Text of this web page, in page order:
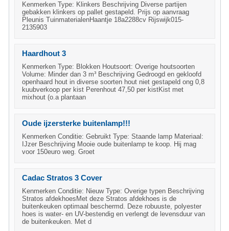
Kenmerken Type: Klinkers Beschrijving Diverse partijen
gebakken klinkers op pallet gestapeld. Prijs op aanvraag
Pleunis TuinmaterialenHaantje 18a2288cv Rijswijk015-
2135903
Haardhout 3
Kenmerken Type: Blokken Houtsoort: Overige houtsoorten
Volume: Minder dan 3 m³ Beschrijving Gedroogd en gekloofd
openhaard hout in diverse soorten hout niet gestapeld ong 0,8
kuubverkoop per kist Perenhout 47,50 per kistKist met
mixhout (o.a plantaan
Oude ijzersterke buitenlamp!!!
Kenmerken Conditie: Gebruikt Type: Staande lamp Materiaal:
IJzer Beschrijving Mooie oude buitenlamp te koop. Hij mag
voor 150euro weg. Groet
Cadac Stratos 3 Cover
Kenmerken Conditie: Nieuw Type: Overige typen Beschrijving
Stratos afdekhoesMet deze Stratos afdekhoes is de
buitenkeuken optimaal beschermd. Deze robuuste, polyester
hoes is water- en UV-bestendig en verlengt de levensduur van
de buitenkeuken. Met d